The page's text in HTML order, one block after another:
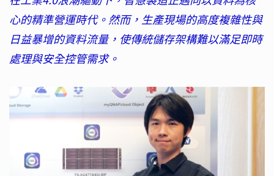
心的精準營運時代。然而，生產現場的高度複雜性與
日益暴增的資料流量，使傳統儲存架構難以滿足即時
處理與安全控管需求。